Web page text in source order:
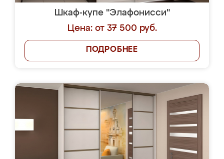
Шкаф-купе "Элафонисси"
Цена: от 37 500 руб.
ПОДРОБНЕЕ